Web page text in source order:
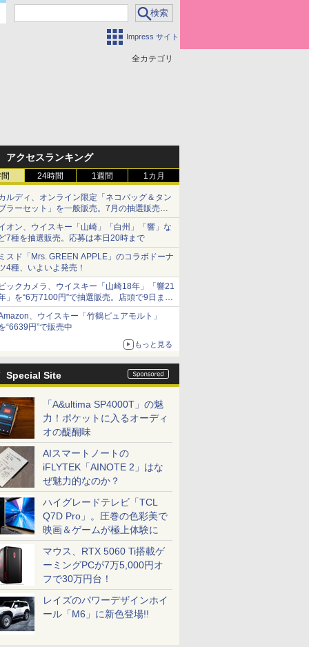
Impress サイト
全カテゴリ
アクセスランキング
24時間 1週間 1カ月
ルディ、オンライン限定「ネコバッグ＆タン
ラーセット」を一般販売。7月の抽選販売の
選無効分
オン、ウイスキー「山崎」「白州」「響」な
7種を抽選販売。応募は本日20時まで
スド「Mrs. GREEN APPLE」のコラボドーナ
4種、いよいよ発売！
ックカメラ、ウイスキー「山崎18年」「響21
」を“6万7100円”で抽選販売。店頭で9日まで
付
、ウイスキー「竹鶴ピュアモルト」
“6639円”で販売中
もっと見る
Special Site
「A&ultima SP4000T」の魅
力！ポケットに入るオーディ
オの醍醐味
AIスマートノートの
iFLYTEK「AINOTE 2」はな
ぜ魅力的なのか？
ハイグレードテレビ「TCL
Q7D Pro」。圧巻の色彩美で
映画＆ゲームが極上体験に
マウス、RTX 5060 Ti搭載ゲ
ーミングPCが7万5,000円オ
フで30万円台！
レイズのパワーデザインホイ
ール「M6」に新色登場!!